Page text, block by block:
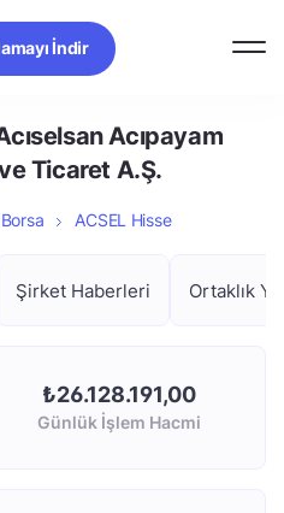
İndir
Acıpayam
Ticaret A.Ş.
ACSEL Hisse
Şirket Haberleri Ortaklık
₺26.128.191,00
Günlük İşlem Hacmi